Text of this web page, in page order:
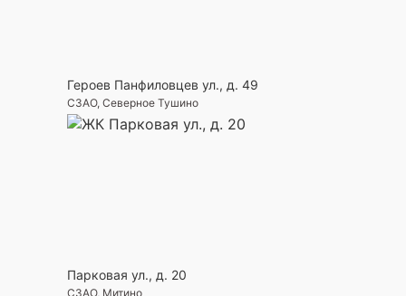
Героев Панфиловцев ул., д. 49
СЗАО, Северное Тушино
Парковая ул., д. 20
СЗАО, Митино